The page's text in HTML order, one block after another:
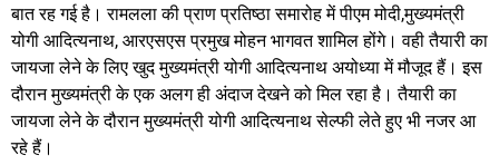
बात रह गई है। रामलला की प्राण प्रतिष्ठा समारोह में पीएम मोदी,मुख्यमंत्री
योगी आदित्यनाथ, आरएसएस प्रमुख मोहन भागवत शामिल होंगे। वही तैयारी का
जायजा लेने के लिए खुद मुख्यमंत्री योगी आदित्यनाथ अयोध्या में मौजूद हैं। इस
दौरान मुख्यमंत्री के एक अलग ही अंदाज देखने को मिल रहा है। तैयारी का
जायजा लेने के दौरान मुख्यमंत्री योगी आदित्यनाथ सेल्फी लेते हुए भी नजर आ
रहे हैं।